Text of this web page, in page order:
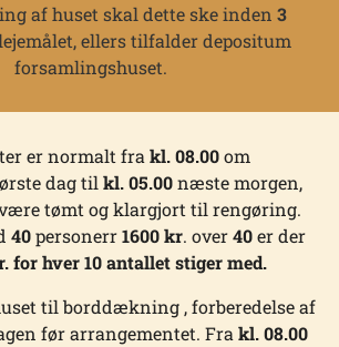
af huset skal dette ske inden 3
ellers tilfalder depositum
forsamlingshuset.
er normalt fra kl. 08.00om
dag til kl. 05.00næste morgen,
tømt og klargjort til rengøring.
40personerr1600 kr. over40er der
for hver 10 antallet stiger med.
til borddækning , forberedelse af
før arrangementet. Fra kl. 08.00